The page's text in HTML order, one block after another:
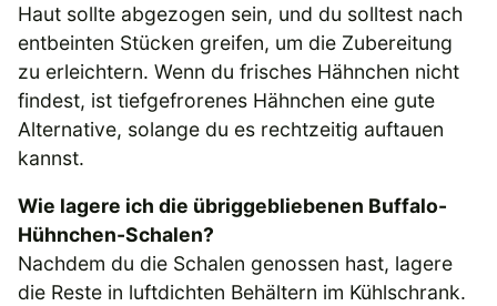
Haut sollte abgezogen sein, und du solltest nach
entbeinten Stücken greifen, um die Zubereitung
zu erleichtern. Wenn du frisches Hähnchen nicht
findest, ist tiefgefrorenes Hähnchen eine gute
Alternative, solange du es rechtzeitig auftauen
kannst.
Wie lagere ich die übriggebliebenen Buffalo-
Hühnchen-Schalen?
Nachdem du die Schalen genossen hast, lagere
die Reste in luftdichten Behältern im Kühlschrank.